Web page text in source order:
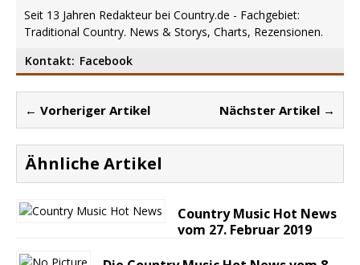
Seit 13 Jahren Redakteur bei Country.de - Fachgebiet:
Traditional Country. News & Storys, Charts, Rezensionen.
Kontakt: Facebook
← Vorheriger Artikel Nächster Artikel →
Ähnliche Artikel
Country Music Hot News
vom 27. Februar 2019